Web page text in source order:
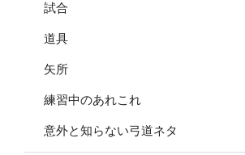
試合
道具
矢所
練習中のあれこれ
意外と知らない弓道ネタ